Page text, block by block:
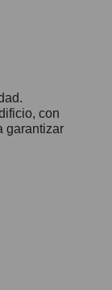
con
garantizar